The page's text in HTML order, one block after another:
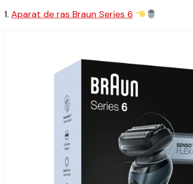
1. Aparat de ras Braun Series 6